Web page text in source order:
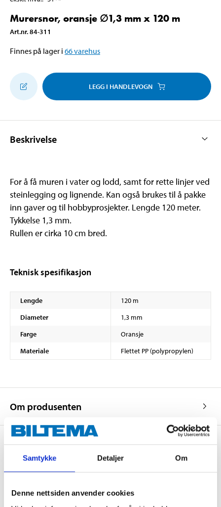
Samtykke Detaljer Om
Denne nettsiden anvender cookies
Murersnor, oransje ∅1,3 mm x 120 m
Art.nr.84-311
Finnes på lager i 66varehus
LEGG I HANDLEVOGN
Beskrivelse
For å få muren i vater og lodd, samt for rette linjer ved
steinlegging og lignende. Kan også brukes til å pakke
inn gaver og til hobbyprosjekter. Lengde 120 meter.
Tykkelse 1,3 mm.
Rullen er cirka 10 cm bred.
Teknisk spesifikasjon
Lengde
120 m
Diameter
1,3 mm
Farge
Oransje
Materiale
Flettet PP (polypropylen)
Om produsenten
Kjøp & Hent
LES MER